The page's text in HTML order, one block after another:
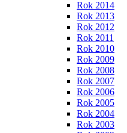
Rok 2014
Rok 2013
Rok 2012
Rok 2011
Rok 2010
Rok 2009
Rok 2008
Rok 2007
Rok 2006
Rok 2005
Rok 2004
Rok 2003